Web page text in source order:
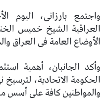
واجتمع بارزانى، اليوم
العراقية الشيخ خميس
الأوضاع العامة فى العراق
وأكد الجانبان، أهمية
الحكومة الاتحادية،
والمواطنين كافة على أسس